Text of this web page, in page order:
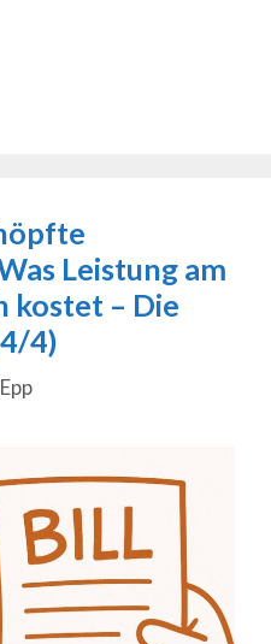
Leistung am
kostet – Die
4)